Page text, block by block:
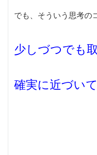
でも、そういう思考の
少しづつでも
確実に近づい